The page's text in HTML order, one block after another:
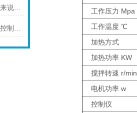
对于实验室反应釜的防火工作来说安全是至关重要的
控制化程度高的实验室反应釜控制仪应如何操作
工作压力 Mpa
工作温度 ℃
加热方式
加热功率 KW
搅拌转速 r/min
电机功率 w
控制仪